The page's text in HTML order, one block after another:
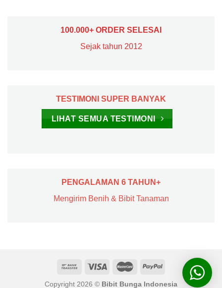
100.000+ ORDER SELESAI
Sejak tahun 2012
TESTIMONI SUPER BANYAK
LIHAT SEMUA TESTIMONI
PENGALAMAN 6 TAHUN+
Mengirim Benih & Bibit Tanaman
Copyright 2026 © Bibit Bunga Indonesia